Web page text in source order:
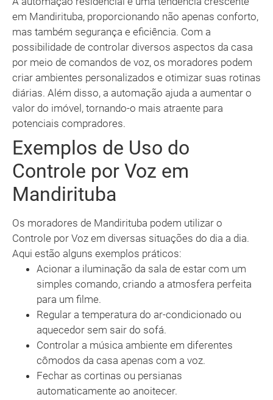
em Mandirituba, proporcionando não apenas conforto,
mas também segurança e eficiência. Com a
possibilidade de controlar diversos aspectos da casa
por meio de comandos de voz, os moradores podem
criar ambientes personalizados e otimizar suas rotinas
diárias. Além disso, a automação ajuda a aumentar o
valor do imóvel, tornando-o mais atraente para
potenciais compradores.
Exemplos de Uso do
Controle por Voz em
Mandirituba
Os moradores de Mandirituba podem utilizar o
Controle por Voz em diversas situações do dia a dia.
Aqui estão alguns exemplos práticos:
Acionar a iluminação da sala de estar com um
simples comando, criando a atmosfera perfeita
para um filme.
Regular a temperatura do ar-condicionado ou
aquecedor sem sair do sofá.
Controlar a música ambiente em diferentes
cômodos da casa apenas com a voz.
Fechar as cortinas ou persianas
automaticamente ao anoitecer.